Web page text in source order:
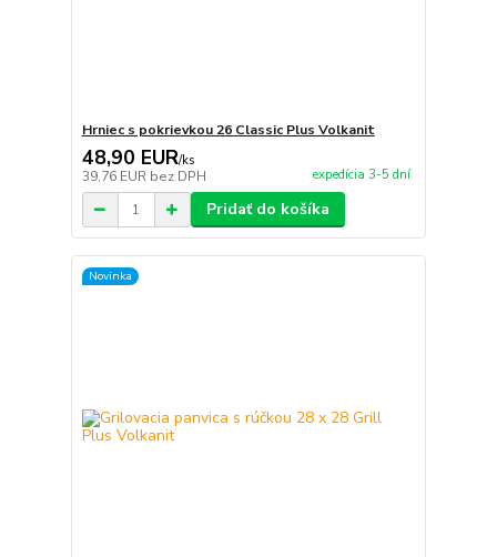
Hrniec s pokrievkou 26 Classic Plus Volkanit
48,90 EUR/ks
39,76 EUR bez DPH expedícia 3-5 dní
Pridať do košíka
Novinka